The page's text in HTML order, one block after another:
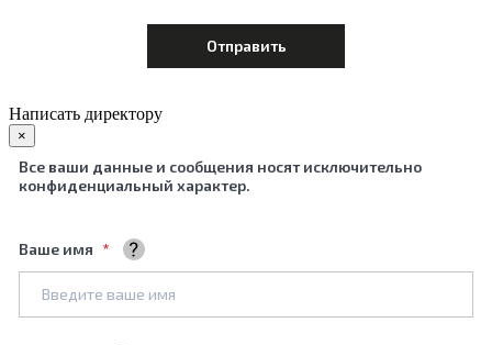
Написать директору
×
Все ваши данные и сообщения носят исключительно
конфиденциальный характер.
Ваше имя